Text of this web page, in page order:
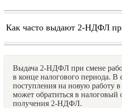
Как часто выдают 2-НДФЛ
Выдача 2-НДФЛ при смене
в конце налогового периода. В
поступления на новую работу
может обратиться в налоговый
получения 2-НДФЛ.